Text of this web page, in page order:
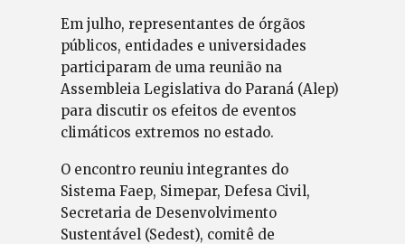
Em julho, representantes de órgãos
públicos, entidades e universidades
participaram de uma reunião na
Assembleia Legislativa do Paraná (Alep)
para discutir os efeitos de eventos
climáticos extremos no estado.
O encontro reuniu integrantes do
Sistema Faep, Simepar, Defesa Civil,
Secretaria de Desenvolvimento
Sustentável (Sedest), comitê de